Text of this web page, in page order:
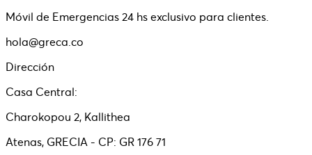
Móvil de Emergencias 24 hs exclusivo para clientes.
hola@greca.co
Dirección
Casa Central:
Charokopou 2, Kallithea
Atenas, GRECIA - CP: GR 176 71